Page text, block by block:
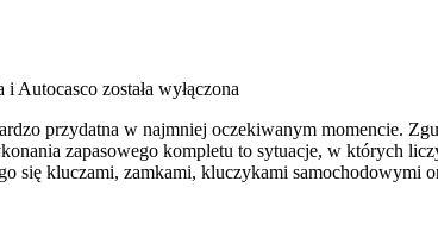
i Autocasco została wyłączona
przydatna w najmniej oczekiwanym momencie.
zapasowego kompletu to sytuacje, w których
się kluczami, zamkami, kluczykami